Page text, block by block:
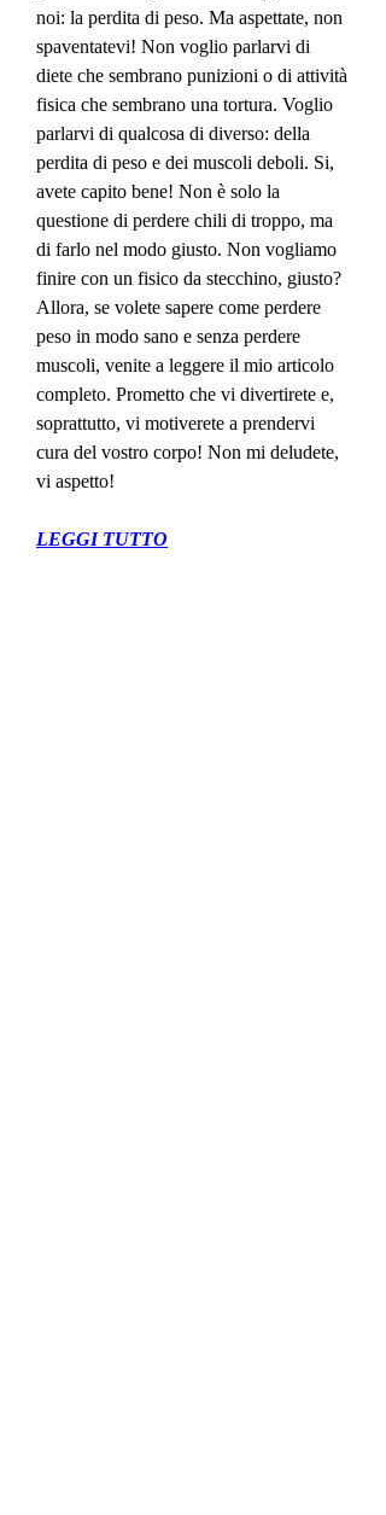
noi: la perdita di peso. Ma aspettate, non
spaventatevi! Non voglio parlarvi di
diete che sembrano punizioni o di attività
fisica che sembrano una tortura. Voglio
parlarvi di qualcosa di diverso: della
perdita di peso e dei muscoli deboli. Si,
avete capito bene! Non è solo la
questione di perdere chili di troppo, ma
di farlo nel modo giusto. Non vogliamo
finire con un fisico da stecchino, giusto?
Allora, se volete sapere come perdere
peso in modo sano e senza perdere
muscoli, venite a leggere il mio articolo
completo. Prometto che vi divertirete e,
soprattutto, vi motiverete a prendervi
cura del vostro corpo! Non mi deludete,
vi aspetto!
LEGGI TUTTO